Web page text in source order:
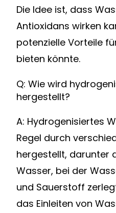
Die Idee ist, dass
Antioxidans wirken
potenzielle Vorteile
bieten könnte.
Q: Wie wird
hergestellt?
A: Hydrogenisiertes
Regel durch
hergestellt, darunter
Wasser, bei der
und Sauerstoff
das Einleiten von